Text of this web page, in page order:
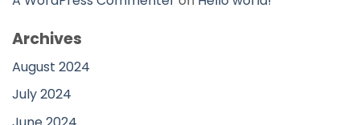
Archives
August 2024
July 2024